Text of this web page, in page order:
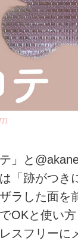
」と
「跡がつき
ラした面を
OKと使い
スフリーに